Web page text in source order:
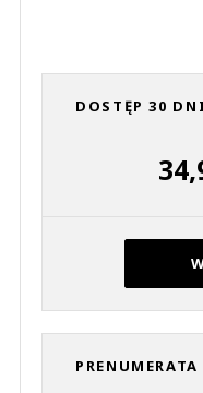
DOSTĘP 30 DNI